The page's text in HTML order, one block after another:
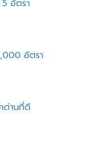
อัตรา
อัตรา
ด่านที่ดี